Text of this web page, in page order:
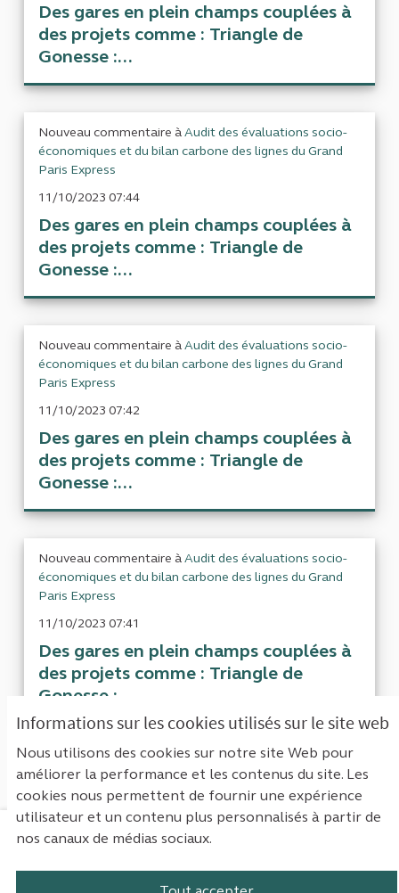
Informations sur les cookies utilisés sur le site web
Nous utilisons des cookies sur notre site Web pour
améliorer la performance et les contenus du site. Les
cookies nous permettent de fournir une expérience
utilisateur et un contenu plus personnalisés à partir de
nos canaux de médias sociaux.
Des gares en plein champs couplées à
des projets comme : Triangle de
Gonesse :...
Nouveau commentaire àAudit des évaluations socio-
économiques et du bilan carbone des lignes du Grand
Paris Express
11/10/2023 07:44
Des gares en plein champs couplées à
des projets comme : Triangle de
Gonesse :...
Nouveau commentaire àAudit des évaluations socio-
économiques et du bilan carbone des lignes du Grand
Paris Express
11/10/2023 07:42
Des gares en plein champs couplées à
des projets comme : Triangle de
Gonesse :...
Nouveau commentaire àAudit des évaluations socio-
économiques et du bilan carbone des lignes du Grand
Paris Express
11/10/2023 07:41
Des gares en plein champs couplées à
des projets comme : Triangle de
Gonesse :...
Dernière »
Mentions légales
Paramètres des cookies